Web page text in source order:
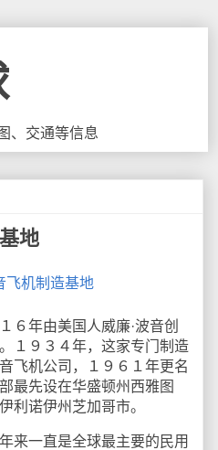
、交通等信息
地
年由美国人威廉·波音创
１９３４年，这家专门制造
飞机公司，１９６１年更名
最先设在华盛顿州西雅图
利诺伊州芝加哥市。
一直是全球最主要的民用